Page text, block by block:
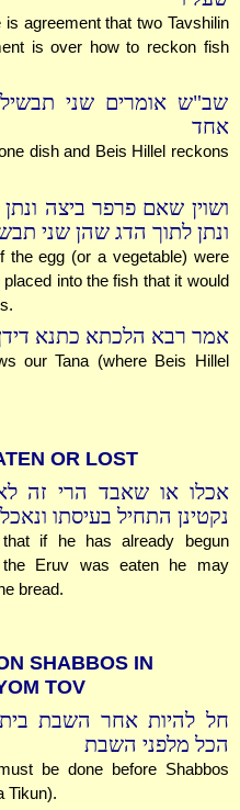
is agreement that two Tavshilin
is over how to reckon fish
שב"ש אומרים שני
אחד
dish and Beis Hillel reckons
ושוין שאם פרפר ביצה
ונתן לתוך הדג שהן שני
the egg (or a vegetable) were
into the fish that it would
אמר רבא הלכתא כתנא
our Tana (where Beis Hillel
OR LOST
אכלו או שאבד הרי זה
נקטינן התחיל בעיסתו
if he has already begun
the Eruv was eaten he may
bread.
SHABBOS IN
TOV
חל להיות אחר השבת
הכל מלפני השבת
be done before Shabbos
Tikun).